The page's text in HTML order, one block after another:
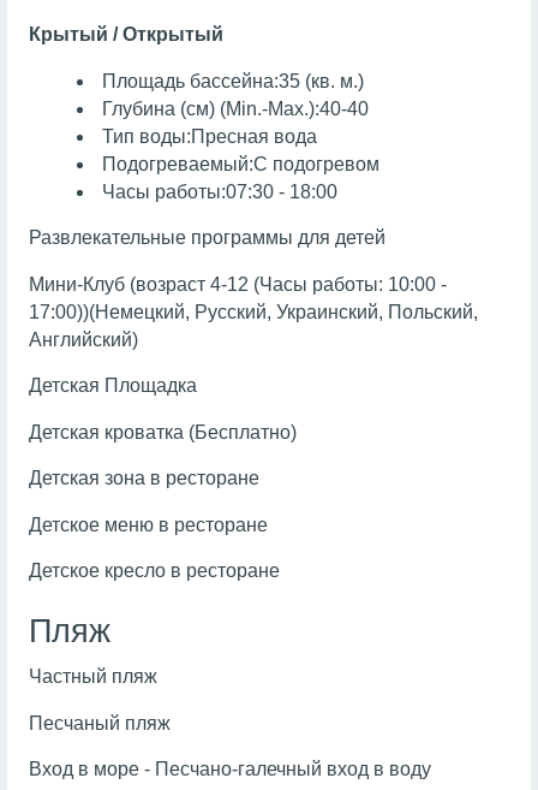
Крытый / Открытый
Площадь бассейна:35 (кв. м.)
Глубина (см) (Min.-Max.):40-40
Тип воды:Пресная вода
Подогреваемый:С подогревом
Часы работы:07:30 - 18:00
Развлекательные программы для детей
Мини-Клуб (возраст 4-12 (Часы работы: 10:00 -
17:00))(Немецкий, Русский, Украинский, Польский,
Английский)
Детская Площадка
Детская кроватка (Бесплатно)
Детская зона в ресторане
Детское меню в ресторане
Детское кресло в ресторане
Пляж
Частный пляж
Песчаный пляж
Вход в море - Песчано-галечный вход в воду